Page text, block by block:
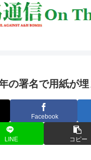
の署名で用紙が
Facebook
LINE コピー